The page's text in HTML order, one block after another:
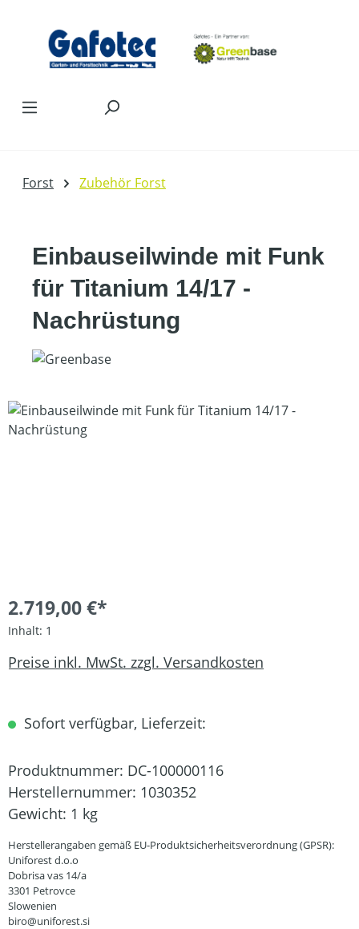
Forst Zubehör Forst
Einbauseilwinde mit Funk
für Titanium 14/17 -
Nachrüstung
Bildergalerie überspringen
2.719,00 €*
Inhalt: 1
Preise inkl. MwSt. zzgl. Versandkosten
Sofort verfügbar, Lieferzeit:
Produktnummer: DC-100000116
Herstellernummer: 1030352
Gewicht: 1 kg
Herstellerangaben gemäß EU-Produktsicherheitsverordnung (GPSR):
Uniforest d.o.o
Dobrisa vas 14/a
3301 Petrovce
Slowenien
biro@uniforest.si